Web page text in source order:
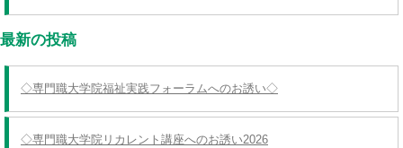
最新の投稿
◇専門職大学院福祉実践フォーラムへのお誘い◇
◇専門職大学院リカレント講座へのお誘い2026